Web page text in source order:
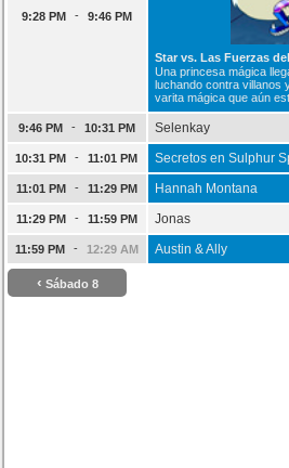
9:28 PM - 9:46 PM
Star vs. Las Fuerzas del
Una princesa mágica
luchando contra villanos
varita mágica que aún
9:46 PM - 10:31 PM Selenkay
10:31 PM - 11:01 PM Secretos en Sulphur
11:01 PM - 11:29 PM Hannah Montana
11:29 PM - 11:59 PM Jonas
11:59 PM - 12:29 AM Austin & Ally
‹ Sábado 8